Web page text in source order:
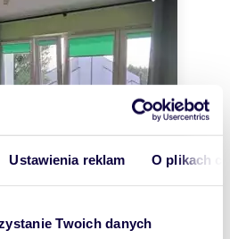
Ustawienia reklam O plikach
Twoich danych